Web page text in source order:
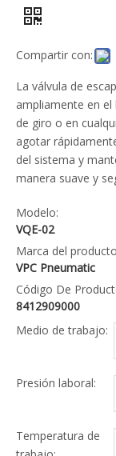
Compartir con:
La válvula de
ampliamente en
de giro o en
agotar
del sistema y
manera suave y
Modelo:
VQE-02
Marca del
VPC Pneumatic
Código De
8412909000
Medio de trabajo:
Presión laboral:
Temperatura de